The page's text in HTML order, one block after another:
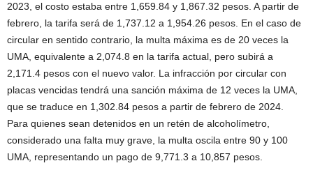
2023, el costo estaba entre 1,659.84 y 1,867.32 pesos. A partir de
febrero, la tarifa será de 1,737.12 a 1,954.26 pesos. En el caso de
circular en sentido contrario, la multa máxima es de 20 veces la
UMA, equivalente a 2,074.8 en la tarifa actual, pero subirá a
2,171.4 pesos con el nuevo valor. La infracción por circular con
placas vencidas tendrá una sanción máxima de 12 veces la UMA,
que se traduce en 1,302.84 pesos a partir de febrero de 2024.
Para quienes sean detenidos en un retén de alcoholímetro,
considerado una falta muy grave, la multa oscila entre 90 y 100
UMA, representando un pago de 9,771.3 a 10,857 pesos.